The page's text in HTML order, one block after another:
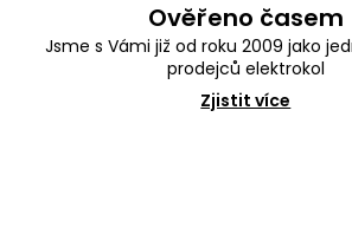
Ověřeno časem
Jsme s Vámi již od roku 2009 jako
prodejců elektrokol
Zjistit více